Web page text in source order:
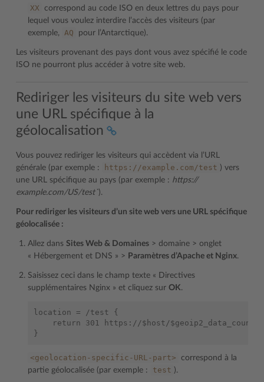
XX correspond au code ISO en deux lettres du pays pour
lequel vous voulez interdire l’accès des visiteurs (par
exemple, AQ pour l’Antarctique).
Les visiteurs provenant des pays dont vous avez spécifié le code
ISO ne pourront plus accéder à votre site web.
Rediriger les visiteurs du site web vers
une URL spécifique à la
géolocalisation
Vous pouvez rediriger les visiteurs qui accèdent via l’URL
générale (par exemple :
https://example.com/test ) vers
une URL spécifique au pays (par exemple : https://
example.com/US/test`).
Pour rediriger les visiteurs d’un site web vers une URL spécifique
géolocalisée :
Allez dans Sites Web & Domaines > domaine > onglet
« Hébergement et DNS » > Paramètres d’Apache et Nginx.
Saisissez ceci dans le champ texte « Directives
supplémentaires Nginx » et cliquez sur OK.
location = /test {
return 301 https://$host/
<geolocation-specific-URL-part>
correspond à la
partie géolocalisée (par exemple :
test ).